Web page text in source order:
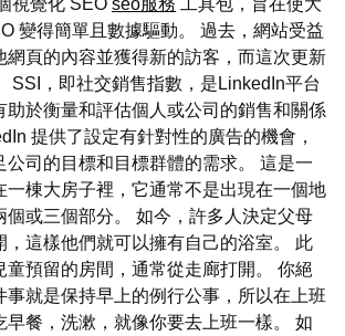
變得簡單且數據驅動。 過去，網站受益
網頁的內容並獲得新的訪客，而這次更新
SSI，即社交銷售指數，是LinkedIn平台
助於衡量和評估個人或公司的銷售和關係
提供了設定有針對性的廣告的機會，
公司的目標和目標群體的需求。 這是一
一棟大房子裡，它通常不是出現在一個地
個或三個部分。 如今，許多人決定父母
，這樣他們就可以擁有自己的浴室。 此
童預留的房間，通常從走廊打開。 你絕
事就是保持早上的例行公事，所以在上班
早餐，洗漱，就像你要去上班一樣。 如